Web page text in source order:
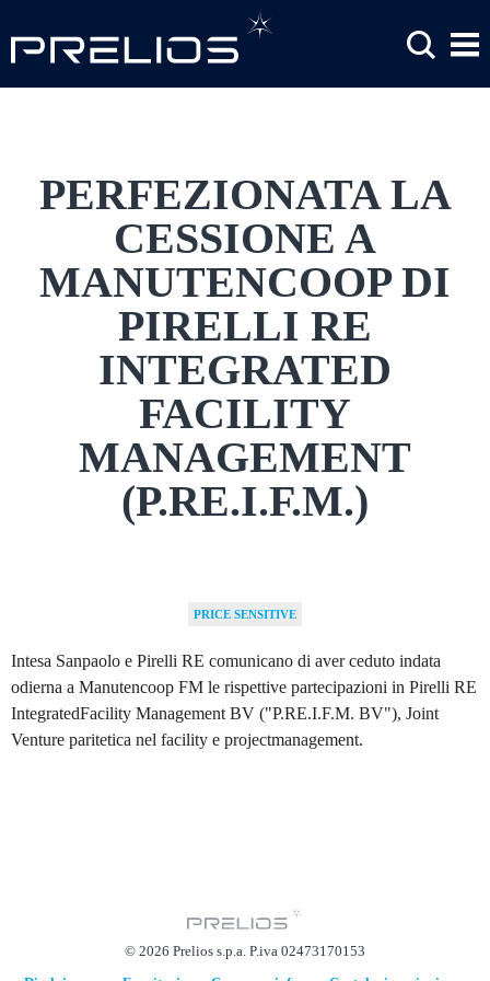
PERFEZIONATA LA
CESSIONE A
MANUTENCOOP DI
PIRELLI RE
INTEGRATED
FACILITY
MANAGEMENT
(P.RE.I.F.M.)
PRICE SENSITIVE
Intesa Sanpaolo e Pirelli RE comunicano di aver ceduto indata
odierna a Manutencoop FM le rispettive partecipazioni in Pirelli RE
IntegratedFacility Management BV ("P.RE.I.F.M. BV"), Joint
Venture paritetica nel facility e projectmanagement.
© 2026 Prelios s.p.a. P.iva 02473170153